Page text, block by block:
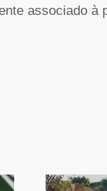
associado à